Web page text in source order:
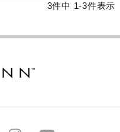
3件中 1-3件表示